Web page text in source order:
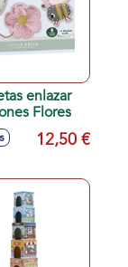
enlazar
Flores
12,50 €